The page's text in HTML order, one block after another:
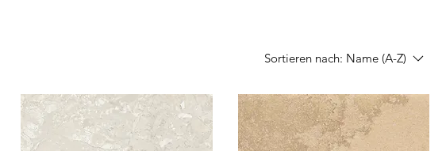
Sortieren nach: Name (A-Z)